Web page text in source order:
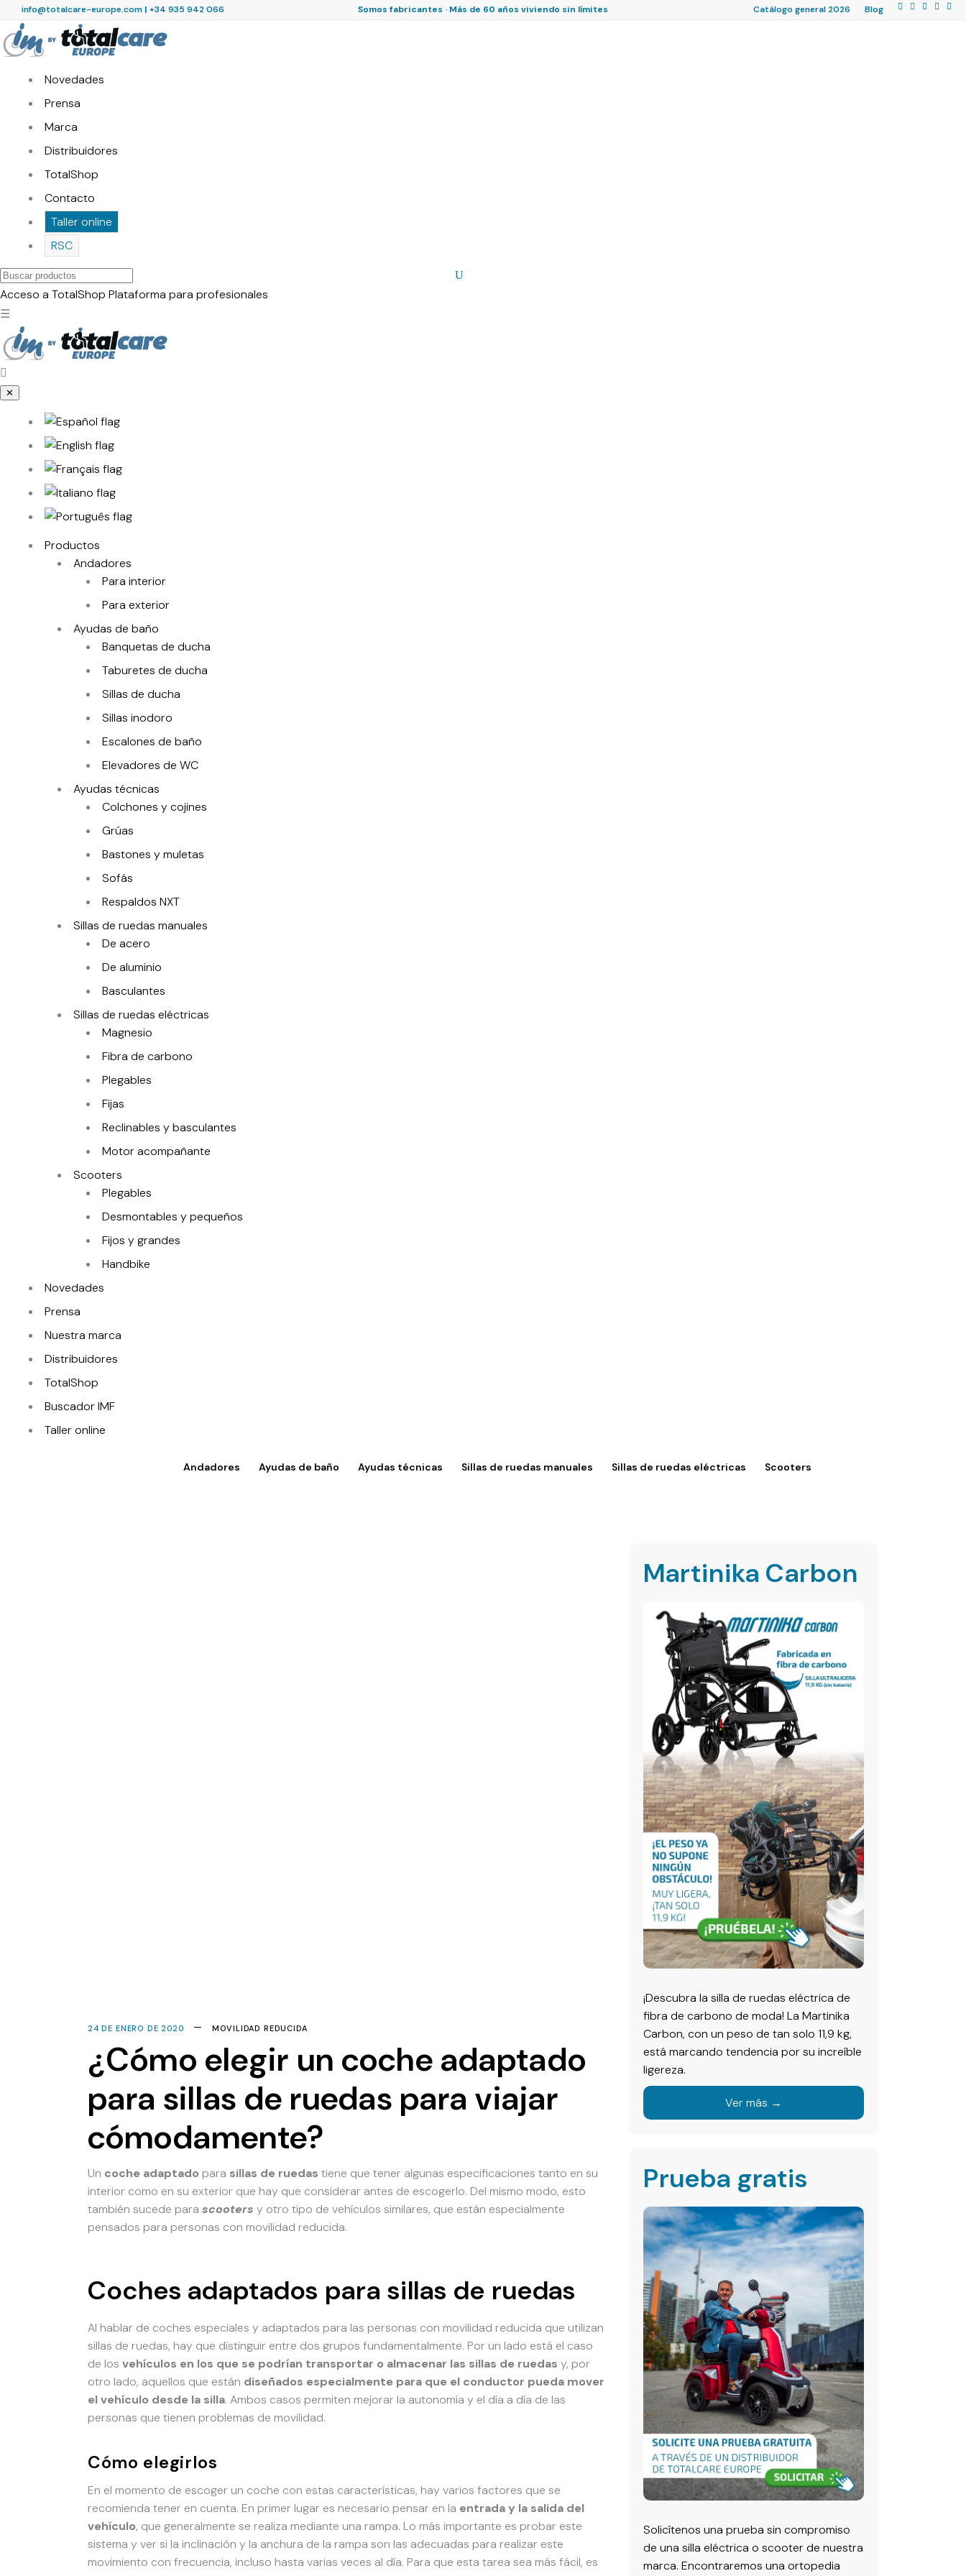
info@totalcare-europe.com| +34 935 942 066 Somos fabricantes · Más de 60 años viviendo sin límites Catálogo general 2026 Blog
Novedades
Prensa
Marca
Distribuidores
TotalShop
Contacto
Taller online
RSC
Buscar
productos
Acceso a TotalShop Plataforma para profesionales
☰
✕
Productos
Andadores
Para interior
Para exterior
Ayudas de baño
Banquetas de ducha
Taburetes de ducha
Sillas de ducha
Sillas inodoro
Escalones de baño
Elevadores de WC
Ayudas técnicas
Colchones y cojines
Grúas
Bastones y muletas
Sofás
Respaldos NXT
Sillas de ruedas manuales
De acero
De aluminio
Basculantes
Sillas de ruedas eléctricas
Magnesio
Fibra de carbono
Plegables
Fijas
Reclinables y basculantes
Motor acompañante
Scooters
Plegables
Desmontables y pequeños
Fijos y grandes
Handbike
Novedades
Prensa
Nuestra marca
Distribuidores
TotalShop
Buscador IMF
Taller online
Andadores Ayudas de baño Ayudas técnicas Sillas de ruedas manuales Sillas de ruedas eléctricas Scooters
24 DE ENERO DE 2020 MOVILIDAD REDUCIDA
¿Cómo elegir un coche adaptado
para sillas de ruedas para viajar
cómodamente?
Un coche adaptado para sillas de ruedas tiene que tener algunas especificaciones tanto en su
interior como en su exterior que hay que considerar antes de escogerlo. Del mismo modo, esto
también sucede para scooters y otro tipo de vehículos similares, que están especialmente
pensados para personas con movilidad reducida.
Coches adaptados para sillas de ruedas
Al hablar de coches especiales y adaptados para las personas con movilidad reducida que utilizan
sillas de ruedas, hay que distinguir entre dos grupos fundamentalmente. Por un lado está el caso
de los vehículos en los que se podrían transportar o almacenar las sillas de ruedas y, por
otro lado, aquellos que están diseñados especialmente para que el conductor pueda mover
el vehículo desde la silla. Ambos casos permiten mejorar la autonomía y el día a día de las
personas que tienen problemas de movilidad.
Cómo elegirlos
En el momento de escoger un coche con estas características, hay varios factores que se
recomienda tener en cuenta. En primer lugar es necesario pensar en la entrada y la salida del
vehículo, que generalmente se realiza mediante una rampa. Lo más importante es probar este
sistema y ver si la inclinación y la anchura de la rampa son las adecuadas para realizar este
movimiento con frecuencia, incluso hasta varias veces al día. Para que esta tarea sea más fácil, es
Martinika Carbon
¡Descubra la silla de ruedas eléctrica de
fibra de carbono de moda! La Martinika
Carbon, con un peso de tan solo 11,9 kg,
está marcando tendencia por su increíble
ligereza.
Ver más →
Prueba gratis
Solicítenos una prueba sin compromiso
de una silla eléctrica o scooter de nuestra
marca. Encontraremos una ortopedia